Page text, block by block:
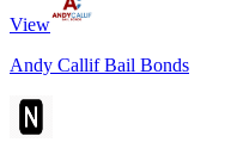
View
Andy Callif Bail Bonds